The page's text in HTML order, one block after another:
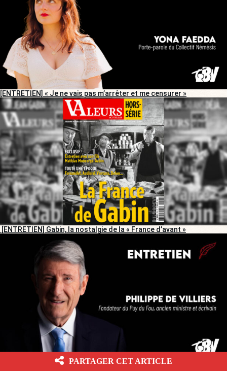
[ENTRETIEN] « Je ne vais pas m’arrêter et me censurer »
[ENTRETIEN] Gabin, la nostalgie de la « France d’avant »
« Macron, une sorte de petit Turreau en Playmobil, et
PARTAGER CET ARTICLE